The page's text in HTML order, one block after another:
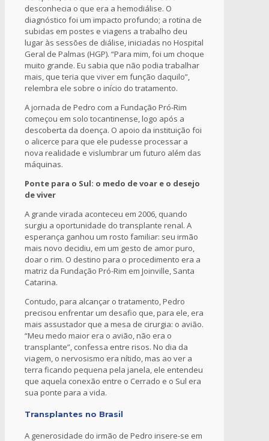
desconhecia o que era a hemodiálise. O
diagnóstico foi um impacto profundo; a rotina de
subidas em postes e viagens a trabalho deu
lugar às sessões de diálise, iniciadas no Hospital
Geral de Palmas (HGP). “Para mim, foi um choque
muito grande. Eu sabia que não podia trabalhar
mais, que teria que viver em função daquilo”,
relembra ele sobre o início do tratamento.
A jornada de Pedro com a Fundação Pró-Rim
começou em solo tocantinense, logo após a
descoberta da doença. O apoio da instituição foi
o alicerce para que ele pudesse processar a
nova realidade e vislumbrar um futuro além das
máquinas.
Ponte para o Sul: o medo de voar e o desejo
de viver
A grande virada aconteceu em 2006, quando
surgiu a oportunidade do transplante renal. A
esperança ganhou um rosto familiar: seu irmão
mais novo decidiu, em um gesto de amor puro,
doar o rim. O destino para o procedimento era a
matriz da Fundação Pró-Rim em Joinville, Santa
Catarina.
Contudo, para alcançar o tratamento, Pedro
precisou enfrentar um desafio que, para ele, era
mais assustador que a mesa de cirurgia: o avião.
“Meu medo maior era o avião, não era o
transplante”, confessa entre risos. No dia da
viagem, o nervosismo era nítido, mas ao ver a
terra ficando pequena pela janela, ele entendeu
que aquela conexão entre o Cerrado e o Sul era
sua ponte para a vida.
Transplantes no Brasil
A generosidade do irmão de Pedro insere-se em